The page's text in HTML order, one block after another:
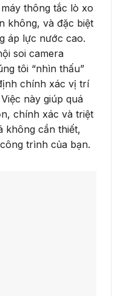
thông tắc lò xo
không, và đặc biệt
áp lực nước cao.
soi camera
tôi “nhìn thấu”
chính xác vị trí
này giúp quá
chính xác và triệt
không cần thiết,
trình của bạn.